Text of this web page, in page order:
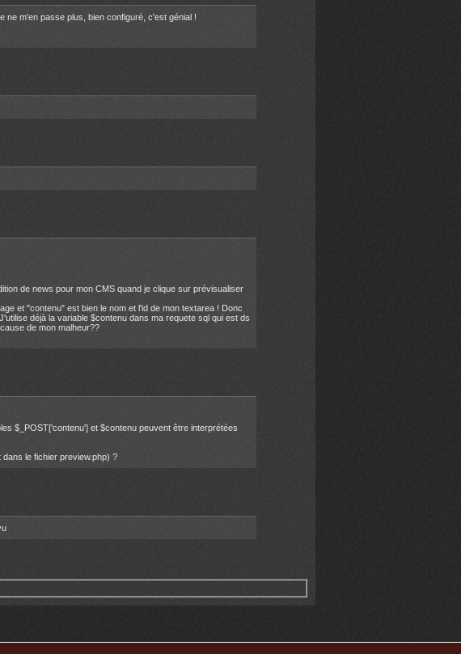
ne m'en passe plus, bien configuré, c'est génial !
de news pour mon CMS quand je clique sur prévisualiser
et "contenu" est bien le nom et l'id de mon textarea ! Donc
déjà la variable $contenu dans ma requete sql qui est ds
de mon malheur??
$_POST['contenu'] et $contenu peuvent être interprétées
le fichier preview.php) ?